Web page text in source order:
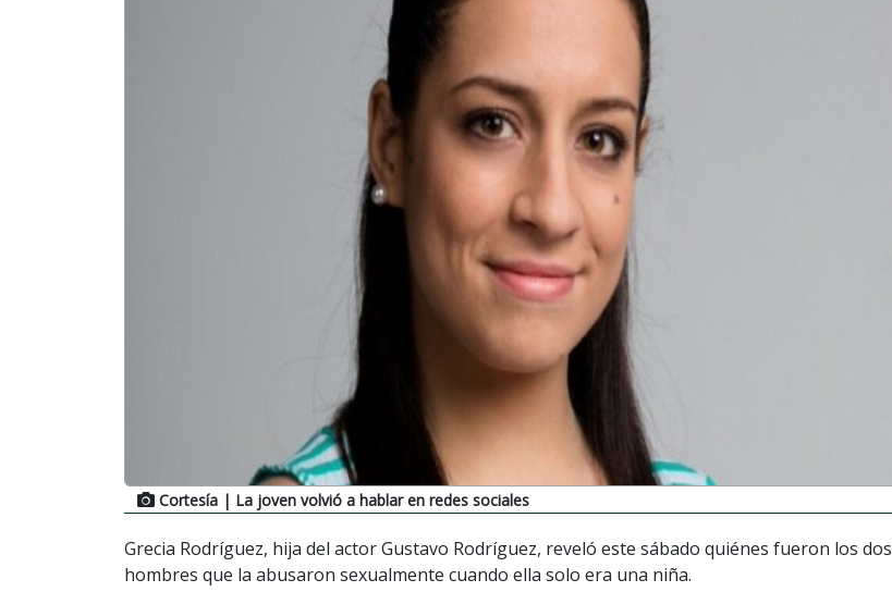
Cortesía | La joven volvió a hablar en redes sociales
Grecia Rodríguez, hija del actor Gustavo Rodríguez, reveló este sábado quiénes fueron los dos
hombres que la abusaron sexualmente cuando ella solo era una niña.